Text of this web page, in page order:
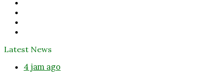
Latest News
4 jam ago